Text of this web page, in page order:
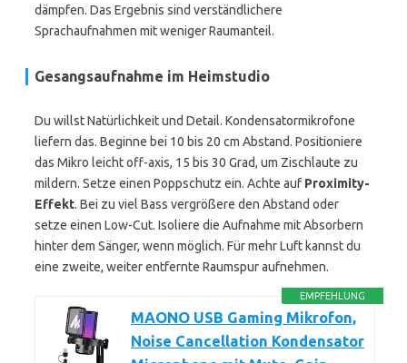
dämpfen. Das Ergebnis sind verständlichere
Sprachaufnahmen mit weniger Raumanteil.
Gesangsaufnahme im Heimstudio
Du willst Natürlichkeit und Detail. Kondensatormikrofone
liefern das. Beginne bei 10 bis 20 cm Abstand. Positioniere
das Mikro leicht off-axis, 15 bis 30 Grad, um Zischlaute zu
mildern. Setze einen Poppschutz ein. Achte auf Proximity-
Effekt. Bei zu viel Bass vergrößere den Abstand oder
setze einen Low-Cut. Isoliere die Aufnahme mit Absorbern
hinter dem Sänger, wenn möglich. Für mehr Luft kannst du
eine zweite, weiter entfernte Raumspur aufnehmen.
EMPFEHLUNG
MAONO USB Gaming Mikrofon,
Noise Cancellation Kondensator